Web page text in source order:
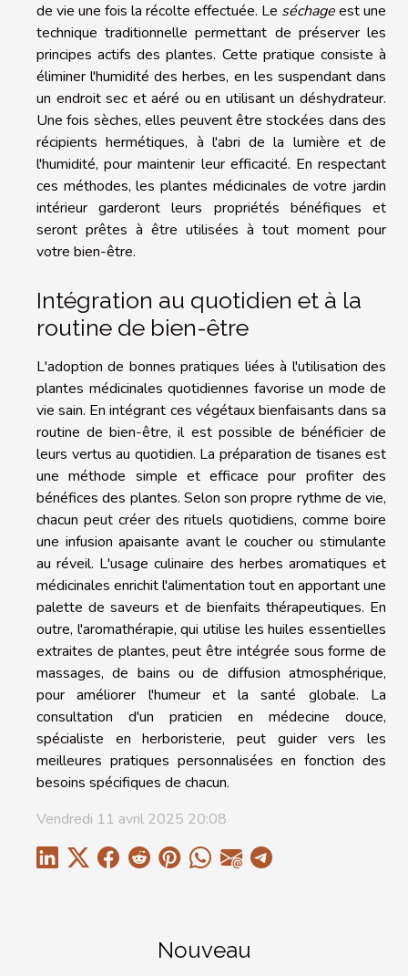
Nouveau
de vie une fois la récolte effectuée. Le séchageest une
technique traditionnelle permettant de préserver les
principes actifs des plantes. Cette pratique consiste à
éliminer l'humidité des herbes, en les suspendant dans
un endroit sec et aéré ou en utilisant un déshydrateur.
Une fois sèches, elles peuvent être stockées dans des
récipients hermétiques, à l'abri de la lumière et de
l'humidité, pour maintenir leur efficacité. En respectant
ces méthodes, les plantes médicinales de votre jardin
intérieur garderont leurs propriétés bénéfiques et
seront prêtes à être utilisées à tout moment pour
votre bien-être.
Intégration au quotidien et à la
routine de bien-être
L'adoption de bonnes pratiques liées à l'utilisation des
plantes médicinales quotidiennes favorise un mode de
vie sain. En intégrant ces végétaux bienfaisants dans sa
routine de bien-être, il est possible de bénéficier de
leurs vertus au quotidien. La préparation de tisanes est
une méthode simple et efficace pour profiter des
bénéfices des plantes. Selon son propre rythme de vie,
chacun peut créer des rituels quotidiens, comme boire
une infusion apaisante avant le coucher ou stimulante
au réveil. L'usage culinaire des herbes aromatiques et
médicinales enrichit l'alimentation tout en apportant une
palette de saveurs et de bienfaits thérapeutiques. En
outre, l'aromathérapie, qui utilise les huiles essentielles
extraites de plantes, peut être intégrée sous forme de
massages, de bains ou de diffusion atmosphérique,
pour améliorer l'humeur et la santé globale. La
consultation d'un praticien en médecine douce,
spécialiste en herboristerie, peut guider vers les
meilleures pratiques personnalisées en fonction des
besoins spécifiques de chacun.
Vendredi 11 avril 2025 20:08